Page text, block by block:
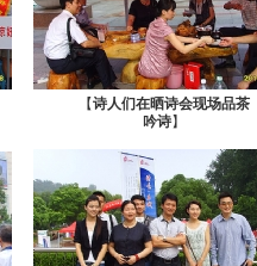
【诗人们在晒诗会现场品茶
吟诗】